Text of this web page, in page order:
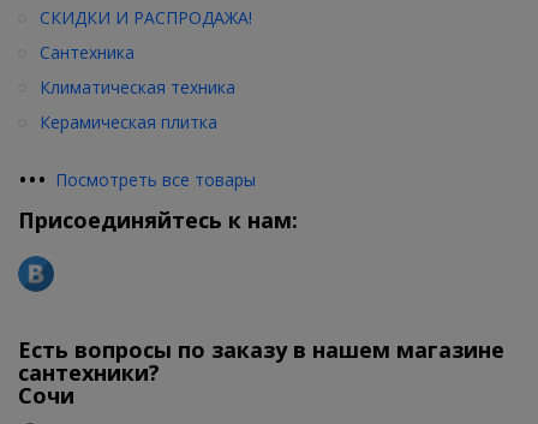
СКИДКИ И РАСПРОДАЖА!
Сантехника
Климатическая техника
Керамическая плитка
••• Посмотреть все товары
Присоединяйтесь к нам:
Есть вопросы по заказу в нашем магазине
сантехники?
Сочи